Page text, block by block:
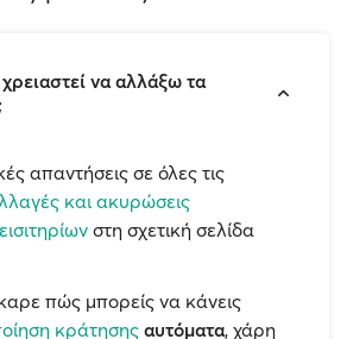
να αλλάξω τα
απαντήσεις σε όλες τις
και ακυρώσεις
στη σχετική σελίδα
πώς μπορείς να κάνεις
κράτησης αυτόματα, χάρη